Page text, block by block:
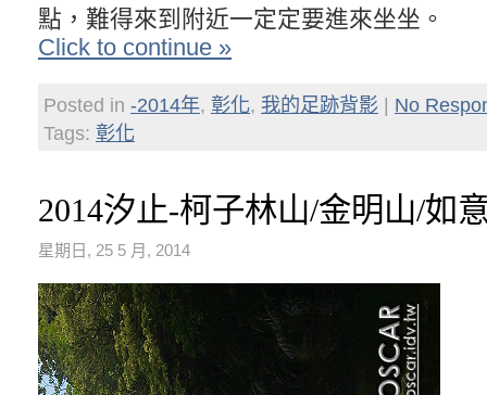
點，難得來到附近一定定要進來坐坐。
Click to continue »
Posted in -2014年, 彰化, 我的足跡背影
No
Tags: 彰化
2014汐止-柯子林山/金明山/如
星期日, 25 5 月, 2014